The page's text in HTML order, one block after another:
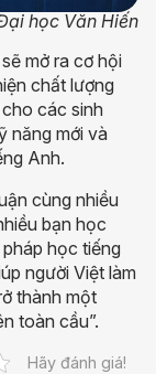
học Văn Hiến
mở ra cơ hội
chất lượng
các sinh
năng mới và
Anh.
cùng nhiều
bạn học
học tiếng
người Việt làm
thành một
toàn cầu”.
Hãy đánh giá!